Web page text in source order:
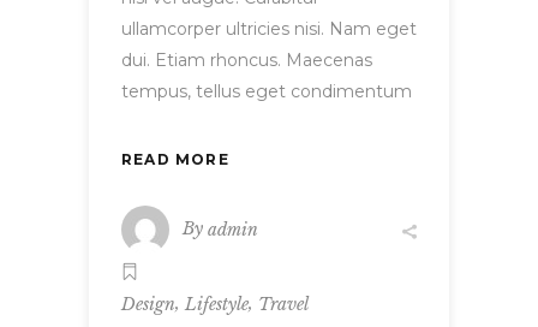
ullamcorper ultricies nisi. Nam eget
dui. Etiam rhoncus. Maecenas
tempus, tellus eget condimentum
READ MORE
By admin
Design, Lifestyle, Travel